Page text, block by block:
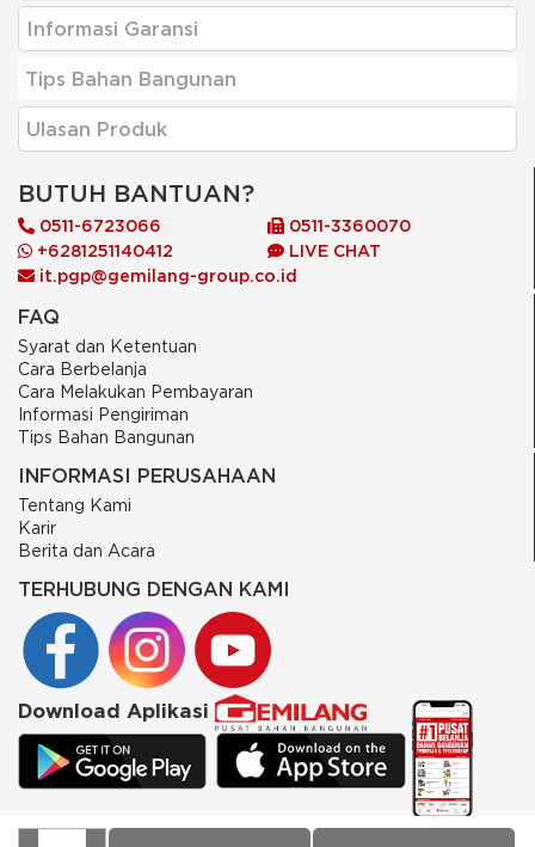
Informasi Garansi
Tips Bahan Bangunan
Ulasan Produk
BUTUH BANTUAN?
0511-6723066
0511-3360070
+6281251140412
LIVE CHAT
it.pgp@gemilang-group.co.id
FAQ
Syarat dan Ketentuan
Cara Berbelanja
Cara Melakukan Pembayaran
Informasi Pengiriman
Tips Bahan Bangunan
INFORMASI PERUSAHAAN
Tentang Kami
Karir
Berita dan Acara
TERHUBUNG DENGAN KAMI
Download Aplikasi